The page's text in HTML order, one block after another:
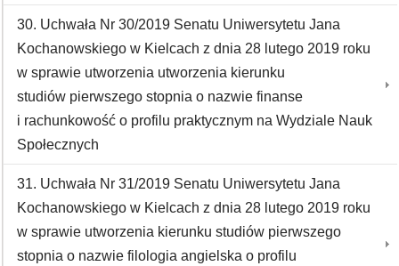
30. Uchwała Nr 30/2019 Senatu Uniwersytetu Jana
Kochanowskiego w Kielcach z dnia 28 lutego 2019 roku
w sprawie utworzenia utworzenia kierunku
studiów pierwszego stopnia o nazwie finanse
i rachunkowość o profilu praktycznym na Wydziale Nauk
Społecznych
31. Uchwała Nr 31/2019 Senatu Uniwersytetu Jana
Kochanowskiego w Kielcach z dnia 28 lutego 2019 roku
w sprawie utworzenia kierunku studiów pierwszego
stopnia o nazwie filologia angielska o profilu